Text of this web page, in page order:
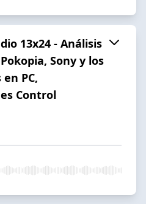
13x24 - Análisis
Sony y los
PC,
Control